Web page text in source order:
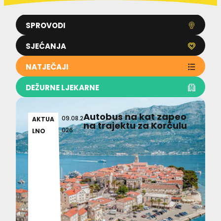
SPROVODI
SJEĆANJA
NATJEČAJI
DEŽURNE LJEKARNE
AKTUA
LNO
09.08.2
026
Autobus na kat zapeo
na trajektu za Korčulu